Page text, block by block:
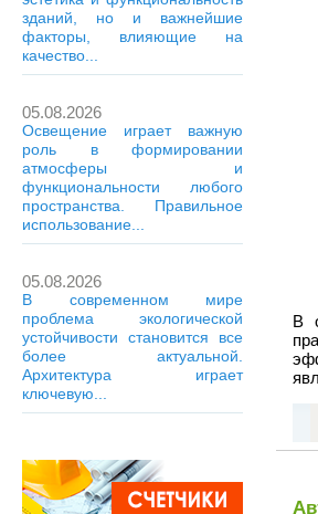
зданий, но и важнейшие
факторы, влияющие на
качество...
05.08.2026
Освещение играет важную
роль в формировании
атмосферы и
функциональности любого
пространства. Правильное
использование...
05.08.2026
В современном мире
проблема экологической
устойчивости становится все
более актуальной.
Архитектура играет
ключевую...
В